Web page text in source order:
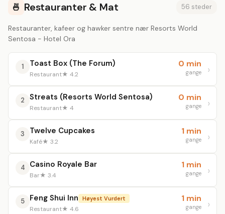
🍜 Restauranter & Mat 56 steder
Restauranter, kafeer og hawker sentre nær Resorts World
Sentosa - Hotel Ora
1 Toast Box (The Forum)
Restaurant★ 4.2
0 min
gange
2 Streats (Resorts World Sentosa)
Restaurant★ 4
0 min
gange
3 Twelve Cupcakes
Kafé★ 3.2
1 min
gange
4 Casino Royale Bar
Bar★ 3.4
1 min
gange
5 Feng Shui Inn Høyest Vurdert
Restaurant★ 4.6
1 min
gange